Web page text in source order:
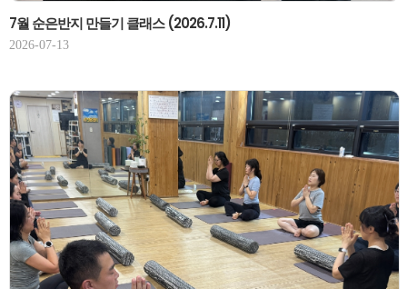
7월 순은반지 만들기 클래스 (2026.7.11)
2026-07-13